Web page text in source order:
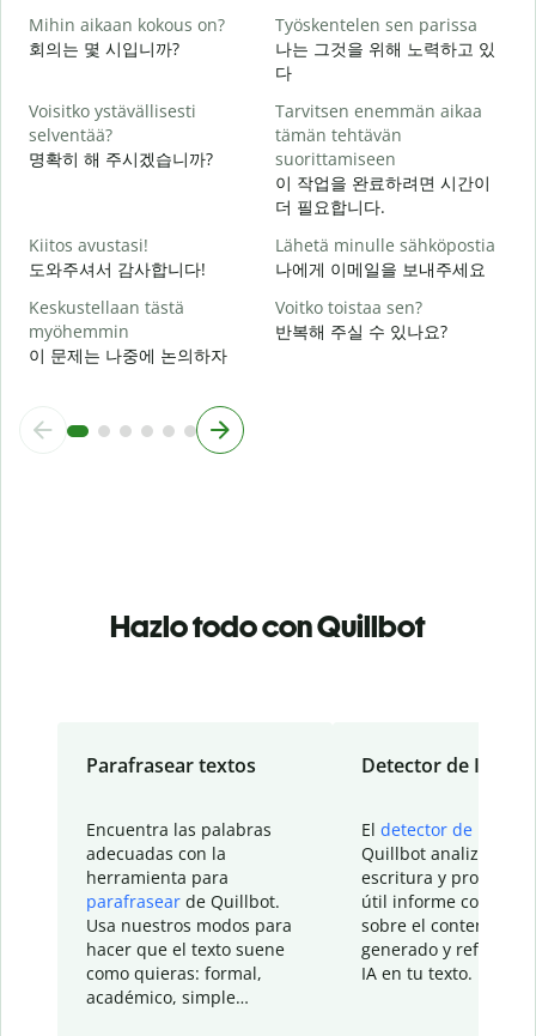
Mihin aikaan kokous on?
회의는 몇 시입니까?
Työskentelen sen parissa
나는 그것을 위해 노력하고 있
다
Voisitko ystävällisesti
selventää?
명확히 해 주시겠습니까?
Tarvitsen enemmän aikaa
tämän tehtävän
suorittamiseen
이 작업을 완료하려면 시간이
더 필요합니다.
Kiitos avustasi!
도와주셔서 감사합니다!
Lähetä minulle sähköpostia
나에게 이메일을 보내주세요
Keskustellaan tästä
myöhemmin
이 문제는 나중에 논의하자
Voitko toistaa sen?
반복해 주실 수 있나요?
Hazlo todo con Quillbot
Parafrasear textos
Encuentra las palabras
adecuadas con la
herramienta para
parafrasear de Quillbot.
Usa nuestros modos para
hacer que el texto suene
como quieras: formal,
académico, simple…
Detector de IA
El detector de IA
Quillbot analiza tu
escritura y
útil informe con
sobre el contenido
generado y refinado
IA en tu texto.